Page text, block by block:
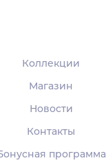
Коллекции
Магазин
Новости
Контакты
программа